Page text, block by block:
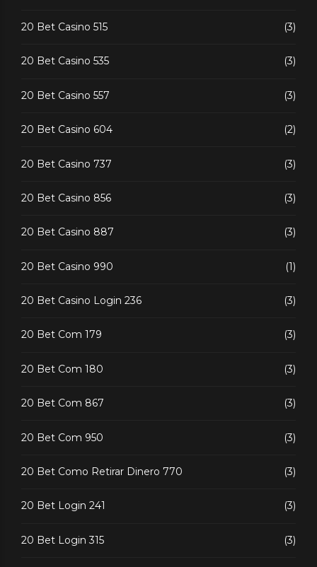
20 Bet Casino 515 (3)
20 Bet Casino 535 (3)
20 Bet Casino 557 (3)
20 Bet Casino 604 (2)
20 Bet Casino 737 (3)
20 Bet Casino 856 (3)
20 Bet Casino 887 (3)
20 Bet Casino 990 (1)
20 Bet Casino Login 236 (3)
20 Bet Com 179 (3)
20 Bet Com 180 (3)
20 Bet Com 867 (3)
20 Bet Com 950 (3)
20 Bet Como Retirar Dinero 770 (3)
20 Bet Login 241 (3)
20 Bet Login 315 (3)